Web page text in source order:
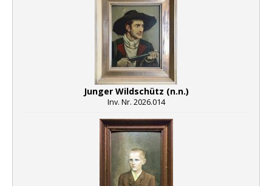
Junger Wildschütz (n.n.)
Inv. Nr. 2026.014